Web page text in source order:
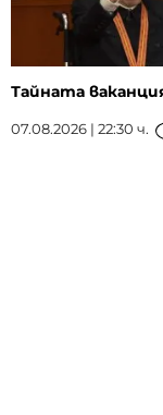
Тайната
07.08.2026 | 22:30 ч.